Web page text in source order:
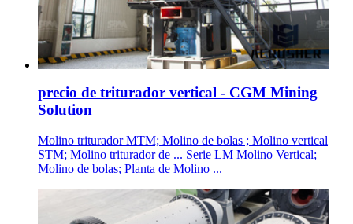
precio de triturador vertical - CGM Mining
Solution
Molino triturador MTM; Molino de bolas ; Molino vertical
STM; Molino triturador de ... Serie LM Molino Vertical;
Molino de bolas; Planta de Molino ...